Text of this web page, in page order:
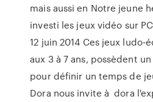
mais aussi en Notre jeune
investi les jeux vidéo sur
12 juin 2014 Ces jeux ludo-
aux 3 à 7 ans, possèdent
pour définir un temps de
Dora nous invite à dora